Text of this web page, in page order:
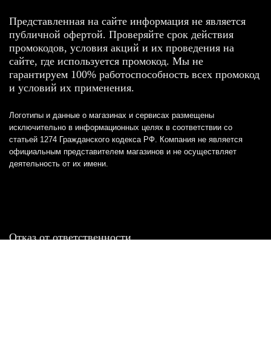
Представленная на сайте информация не является
публичной офертой. Проверяйте срок действия
промокодов, условия акций и их проведения на
сайте, где используется промокод. Мы не
гарантируем 100% работоспособность всех промокод
и условий их применения.
Логотипы и данные о магазинах и сервисах размещены
исключительно в информационных целях в соответствии со
статьей 1274 Гражданского кодекса РФ. Компания не является
официальным представителем магазинов и не осуществляет
деятельность от их имени.
Отказ от ответственности